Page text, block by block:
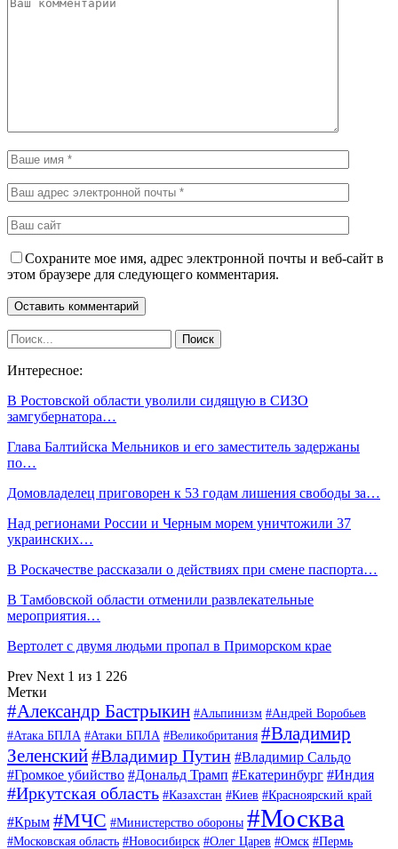
Сохраните мое имя, адрес электронной почты и веб-сайт в
этом браузере для следующего комментария.
Интересное:
В Ростовской области уволили сидящую в СИЗО
замгубернатора…
Глава Балтийска Мельников и его заместитель задержаны
по…
Домовладелец приговорен к 53 годам лишения свободы за…
Над регионами России и Черным морем уничтожили 37
украинских…
В Роскачестве рассказали о действиях при смене паспорта…
В Тамбовской области отменили развлекательные
мероприятия…
Вертолет с двумя людьми пропал в Приморском крае
Prev Next 1 из 1 226
Метки
#Александр Бастрыкин #Альпинизм #Андрей Воробьев
#Атака БПЛА #Атаки БПЛА #Великобритания #Владимир
Зеленский#Владимир Путин #Владимир Сальдо
#Громкое убийство #Дональд Трамп #Екатеринбург #Индия
#Иркутская область #Казахстан #Киев #Красноярский край
#Крым #МЧС #Министерство обороны #Москва
#Московская область #Новосибирск #Олег Царев #Омск #Пермь